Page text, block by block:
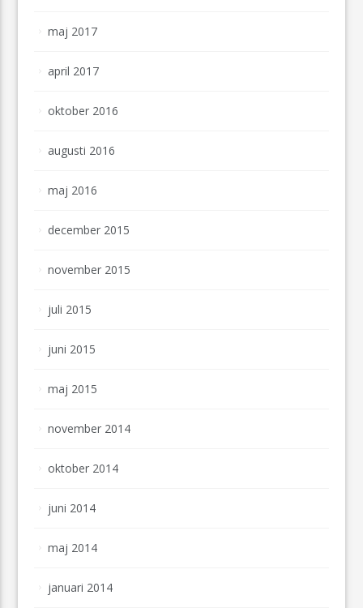
maj 2017
april 2017
oktober 2016
augusti 2016
maj 2016
december 2015
november 2015
juli 2015
juni 2015
maj 2015
november 2014
oktober 2014
juni 2014
maj 2014
januari 2014